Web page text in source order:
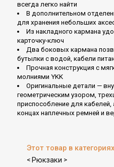
всегда легко найти
В дополнительном
для хранения небольших
Из накладного кармана
карточку-ключ
Два боковых кармана
бутылки с водой, кабели
Прочная конструкция с
молниями YKK
Оригинальные детали —
геометрическим узором,
приспособление для кабелей,
концах наплечных ремней и
Этот товар в
< Рюкзаки >